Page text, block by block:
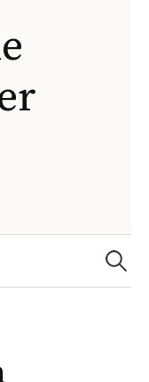
Suchen
nach: